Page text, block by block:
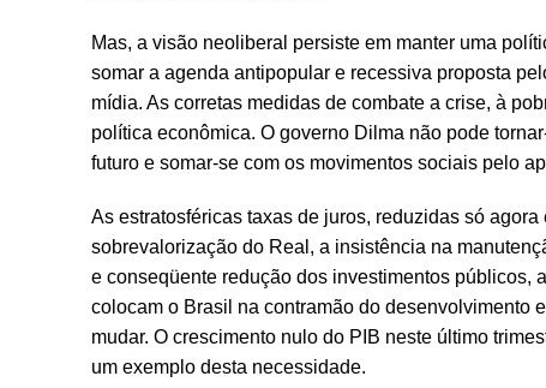
Mas, a visão neoliberal persiste em manter uma
somar a agenda antipopular e recessiva proposta
mídia. As corretas medidas de combate a crise, à
política econômica. O governo Dilma não pode
futuro e somar-se com os movimentos sociais pelo
As estratosféricas taxas de juros, reduzidas só
sobrevalorização do Real, a insistência na
e conseqüente redução dos investimentos públicos,
colocam o Brasil na contramão do desenvolvimento
mudar. O crescimento nulo do PIB neste último
um exemplo desta necessidade.